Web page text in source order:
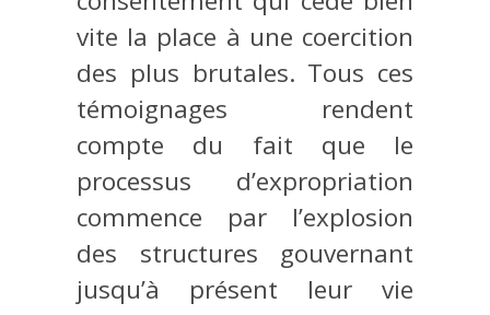
vite la place à une coercition
des plus brutales. Tous ces
témoignages rendent
compte du fait que le
processus d’expropriation
commence par l’explosion
des structures gouvernant
jusqu’à présent leur vie